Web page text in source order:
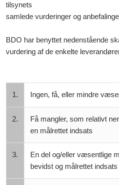
tilsynets
samlede vurderinger og
BDO har benyttet nedenstående
vurdering af de enkelte
1. Ingen, få, eller mindre
2.
Få mangler, som relativt
en målrettet indsats
3.
En del og/eller væsentlige
bevidst og målrettet